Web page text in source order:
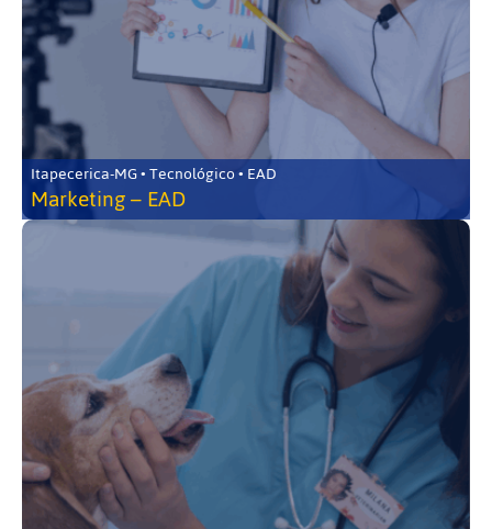
Itapecerica-MG • Tecnológico • EAD
Marketing – EAD